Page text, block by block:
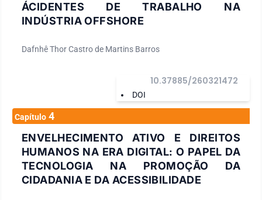
ÁCIDENTES DE TRABALHO NA
INDÚSTRIA OFFSHORE
Dafnhê Thor Castro de Martins Barros
DOI
10.37885/260321472
Capítulo 4
ENVELHECIMENTO ATIVO E DIREITOS
HUMANOS NA ERA DIGITAL: O PAPEL DA
TECNOLOGIA NA PROMOÇÃO DA
CIDADANIA E DA ACESSIBILIDADE